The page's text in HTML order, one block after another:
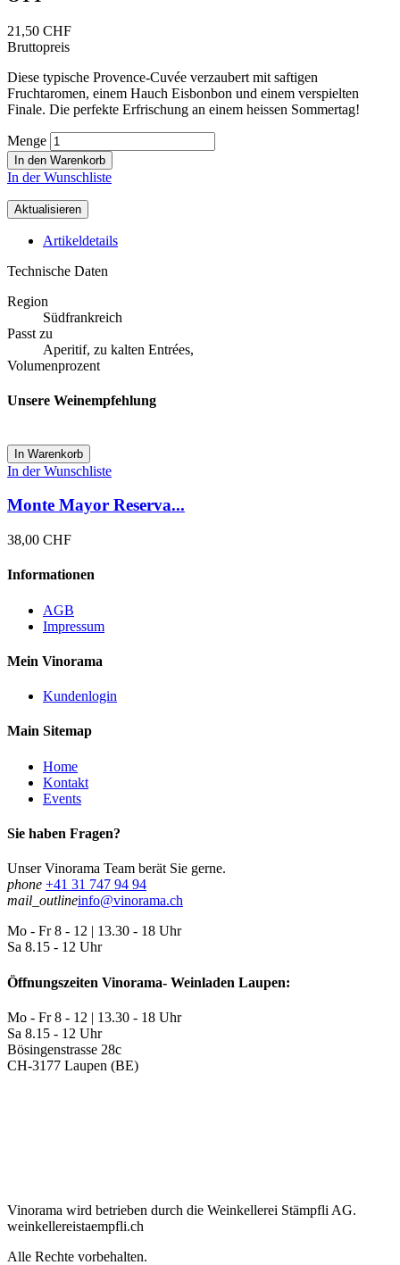
21,50 CHF
Bruttopreis
Diese typische Provence-Cuvée verzaubert mit saftigen
Fruchtaromen, einem Hauch Eisbonbon und einem verspielten
Finale. Die perfekte Erfrischung an einem heissen Sommertag!
Menge
In den Warenkorb
In der Wunschliste
Artikeldetails
Technische Daten
Region
Südfrankreich
Passt zu
Aperitif, zu kalten Entrées,
Volumenprozent
Unsere Weinempfehlung
In Warenkorb
In der Wunschliste
Monte Mayor Reserva...
38,00 CHF
Informationen
AGB
Impressum
Mein Vinorama
Kundenlogin
Main Sitemap
Home
Kontakt
Events
Sie haben Fragen?
Unser Vinorama Team berät Sie gerne.
phone +41 31 747 94 94
mail_outlineinfo@vinorama.ch
Mo - Fr8 - 12 | 13.30 - 18 Uhr
Sa 8.15 - 12 Uhr
Öffnungszeiten Vinorama- Weinladen Laupen:
Mo - Fr8 - 12 | 13.30 - 18 Uhr
Sa 8.15 - 12 Uhr
Bösingenstrasse 28c
CH-3177 Laupen (BE)
Vinorama wird betrieben durch die Weinkellerei Stämpfli AG.
weinkellereistaempfli.ch
Alle Rechte vorbehalten.